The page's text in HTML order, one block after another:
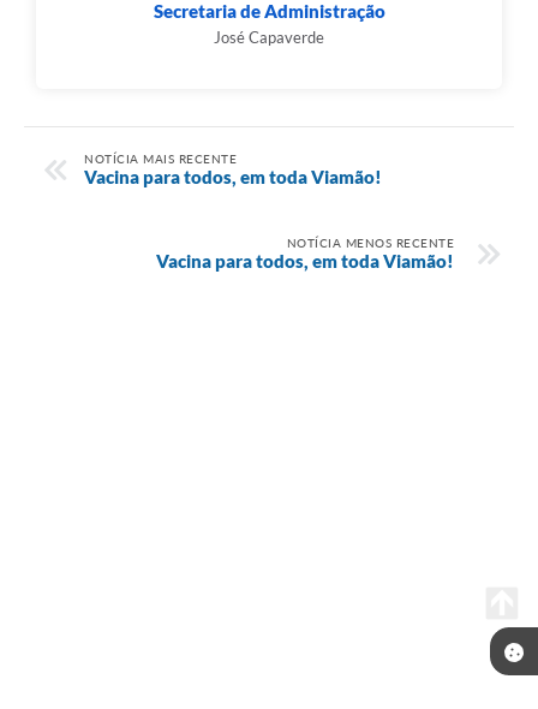
Secretaria de Administração
José Capaverde
NOTÍCIA MAIS RECENTE
Vacina para todos, em toda Viamão!
NOTÍCIA MENOS RECENTE
Vacina para todos, em toda Viamão!